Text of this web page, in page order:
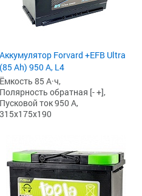
Аккумулятор Forvard +EFB Ultra
(85 Ah) 950 А, L4
Ёмкость 85 А·ч,
Полярность обратная [- +],
Пусковой ток 950 А,
315x175x190